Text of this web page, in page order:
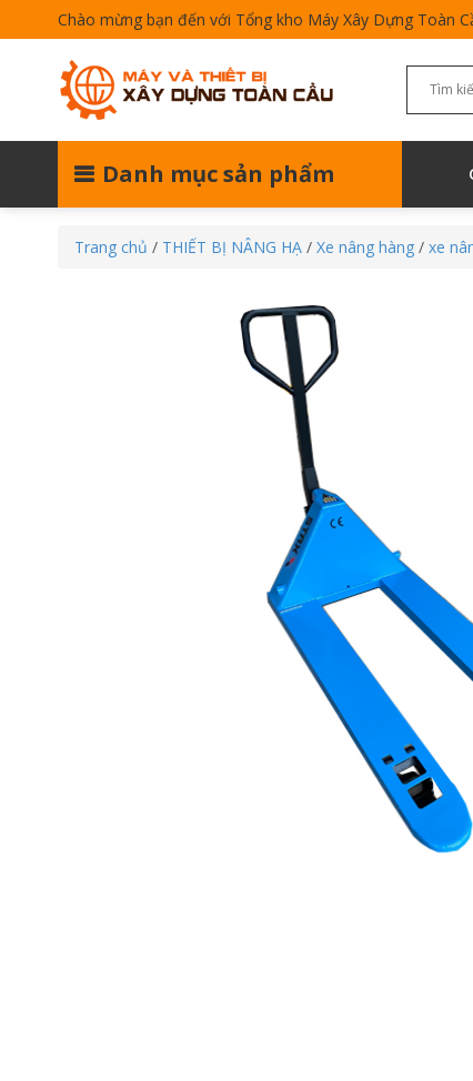
Chào mừng bạn đến với Tổng kho Máy Xây Dựng Toàn
Danh mục sản phẩm
Trang chủ / THIẾT BỊ NÂNG HẠ / Xe nâng hàng / xe